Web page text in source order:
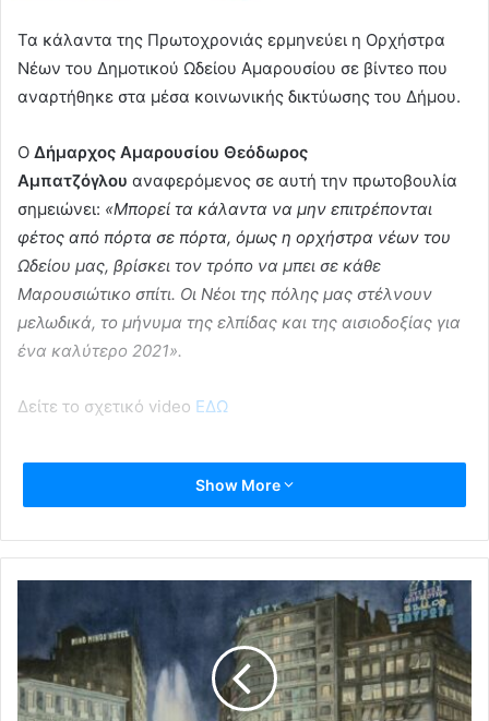
Τα κάλαντα της Πρωτοχρονιάς ερμηνεύει η Ορχήστρα
Νέων του Δημοτικού Ωδείου Αμαρουσίου σε βίντεο που
αναρτήθηκε στα μέσα κοινωνικής δικτύωσης του Δήμου.
Ο Δήμαρχος Αμαρουσίου Θεόδωρος
Αμπατζόγλου αναφερόμενος σε αυτή την πρωτοβουλία
σημειώνει: «Μπορεί τα κάλαντα να μην επιτρέπονται
φέτος από πόρτα σε πόρτα, όμως η ορχήστρα νέων του
Ωδείου μας, βρίσκει τον τρόπο να μπει σε κάθε
Μαρουσιώτικο σπίτι. Οι Νέοι της πόλης μας στέλνουν
μελωδικά, το μήνυμα της ελπίδας και της αισιοδοξίας για
ένα καλύτερο 2021».
Δείτε το σχετικό video ΕΔΩ
Κάλαντα πρωτοχρονιάς ορχήστρα νέων
Δήμος Αμαρουσίου
Show More